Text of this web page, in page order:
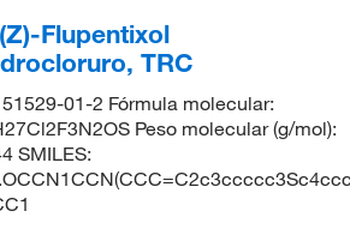
Flupentixol
TRC
01-2 Fórmula molecular:
Peso molecular (g/mol):
SMILES: